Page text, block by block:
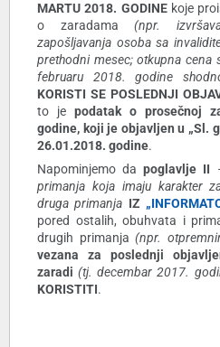
MARTU 2018. GODINEkoje
o zaradama(npr.
zapošljavanja osoba sa
prethodni mesec; otkupna cena
februaru 2018. godine
KORISTI SE POSLEDNJI
to je podatak o prosečnoj
godine, koji je objavljen u „Sl.
26.01.2018. godine.
Napominjemo dapoglavlje II
primanja koja imaju karakter
druga primanja IZ
pored ostalih, obuhvata i
drugih primanja(npr.
vezana za poslednji
zaradi (tj. decembar 2017.
KORISTITI.